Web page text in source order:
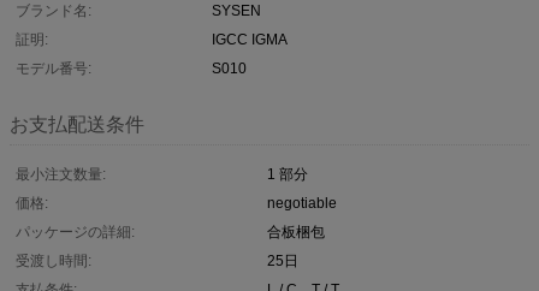
ブランド名:
SYSEN
証明:
IGCC IGMA
モデル番号:
S010
お支払配送条件
最小注文数量:
1 部分
価格:
negotiable
パッケージの詳細:
合板梱包
受渡し時間:
25日